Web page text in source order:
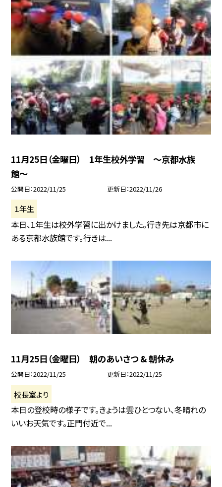
11月25日（金曜日） 1年生校外学習 〜京都水族
館〜
公開日 2022/11/25 更新日 2022/11/26
１年生
本日、1年生は校外学習に出かけました。行き先は京都市に
ある京都水族館です。行きは...
11月25日（金曜日） 朝のあいさつ & 朝休み
公開日 2022/11/25 更新日 2022/11/25
校長室より
本日の登校時の様子です。きょうは雲ひとつない、冬晴れの
いいお天気です。正門付近で...